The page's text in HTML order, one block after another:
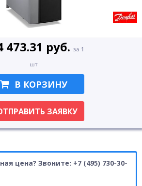
цена? Звоните: +7 (495) 730-30-
473.31 руб. за 1
шт
В КОРЗИНУ
ЗАЯВКУ